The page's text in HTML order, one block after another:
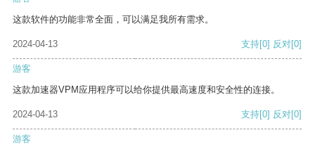
这款软件的功能非常全面，可以满足我所有需求。
2024-04-13 支持[0] 反对[0]
游客
这款加速器VPM应用程序可以给你提供最高速度和安全性的连接。
2024-04-13 支持[0] 反对[0]
游客